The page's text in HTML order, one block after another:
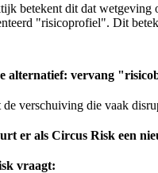
betekent dit dat wetgeving
"risicoprofiel". Dit
alternatief: vervang
verschuiving die vaak
er als Circus Risk een
vraagt: